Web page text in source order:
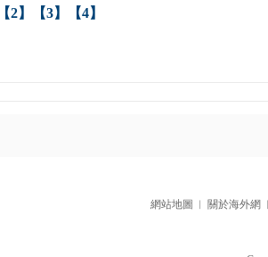
【2】 【3】 【4】
網站地圖 ︱ 關於海外網 ︱